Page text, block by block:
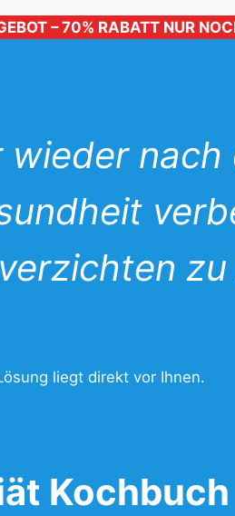
– 70% RABATT NUR
zu
liegt direkt vor Ihnen.
Kochbuch